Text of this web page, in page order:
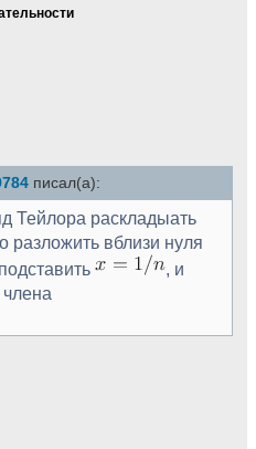
писал(а):
Тейлора раскладыать
вблизи нуля
, и